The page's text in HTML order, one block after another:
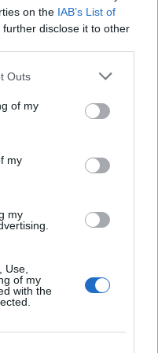
on the IAB’s List of
further disclose it to other
Outs
of my
my
my
Use,
of my
with the
βρίσκονται στο
τα δίκαια
να συνεχίσουν να
και στα ζώα
οι Κυβερνήσεις
στους
του
πάρει ούτε ένα
βλέπουμε καθημερινά
τις ραγδαίες
και κόστος